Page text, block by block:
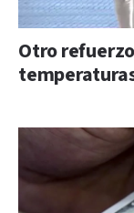
Otro